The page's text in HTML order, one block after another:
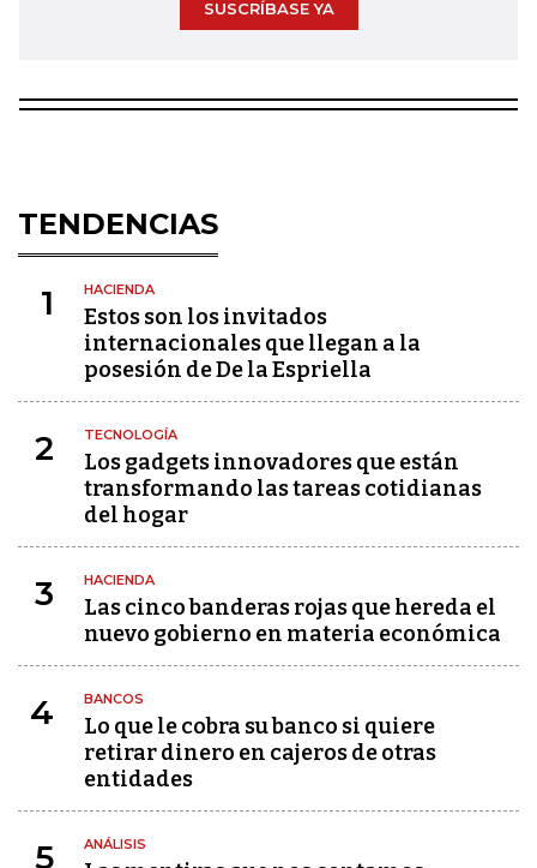
SUSCRÍBASE YA
TENDENCIAS
1 HACIENDA
Estos son los invitados
internacionales que llegan a la
posesión de De la Espriella
2 TECNOLOGÍA
Los gadgets innovadores que están
transformando las tareas cotidianas
del hogar
3 HACIENDA
Las cinco banderas rojas que hereda el
nuevo gobierno en materia económica
4 BANCOS
Lo que le cobra su banco si quiere
retirar dinero en cajeros de otras
entidades
5 ANÁLISIS